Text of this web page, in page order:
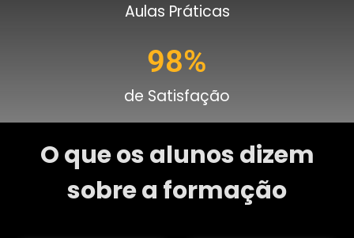
Aulas Práticas
de Satisfação
98%
O que os alunos dizem
sobre a formação